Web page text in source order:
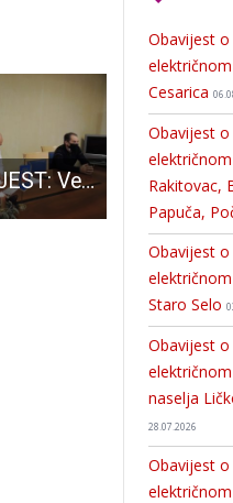
DOBRA VIJEST: Veliko ulaganje u Gospiću u javnu rasvjetu uz povoljan kredit
Obavijest
Cesarica
Obavijest
Rakitovac,
Papuča,
Obavijest
Staro Selo
Obavijest
naselja
28.07.2026
Obavijest